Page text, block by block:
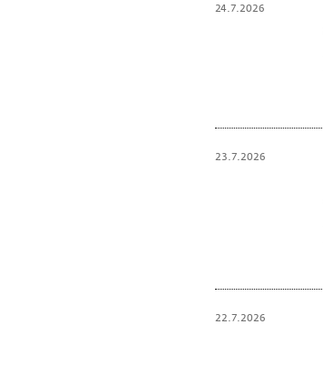
24.7.2026
23.7.2026
22.7.2026